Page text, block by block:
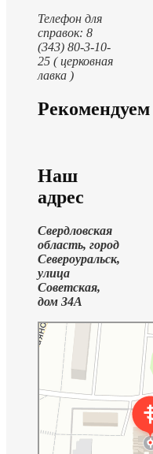
Телефон для
справок: 8
(343) 80-3-10-
25 ( церковная
лавка )
Рекомендуем
Наш
адрес
Свердловская
область, город
Североуральск,
улица
Советская,
дом 34А